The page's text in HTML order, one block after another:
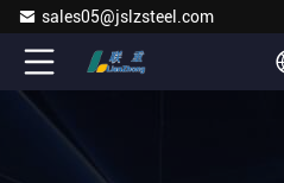
sales05@jslzsteel.com